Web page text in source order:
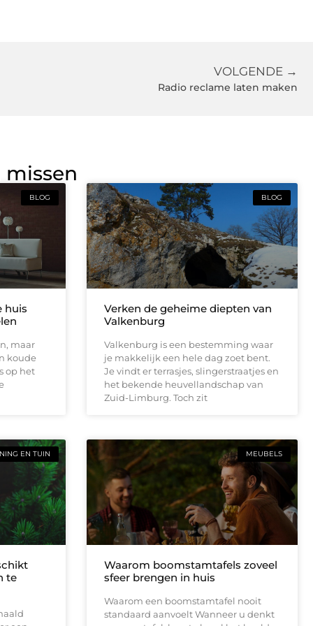
VOLGENDE →
Radio reclame laten maken
BLOG
huis
maar
koude
op het
BLOG
Verken de geheime diepten van
Valkenburg
Valkenburg is een bestemming waar
je makkelijk een hele dag zoet bent.
Je vindt er terrasjes, slingerstraatjes en
het bekende heuvellandschap van
Zuid-Limburg. Toch zit
EN TUIN
te
MEUBELS
Waarom boomstamtafels zoveel
sfeer brengen in huis
Waarom een boomstamtafel nooit
standaard aanvoelt Wanneer u denkt